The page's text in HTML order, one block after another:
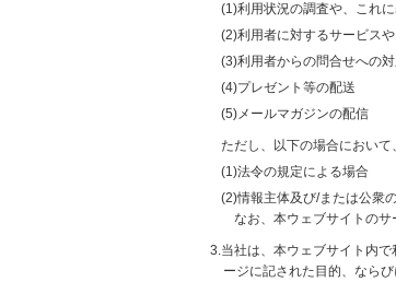
(1)利用状況の調査や、これ
(2)利用者に対するサービス
(3)利用者からの問合せへの
(4)プレゼント等の配送
(5)メールマガジンの配信
ただし、以下の場合において
(1)法令の規定による場合
(2)情報主体及び/または公衆
なお、本ウェブサイトのサ
3.当社は、本ウェブサイト内
ージに記された目的、なら